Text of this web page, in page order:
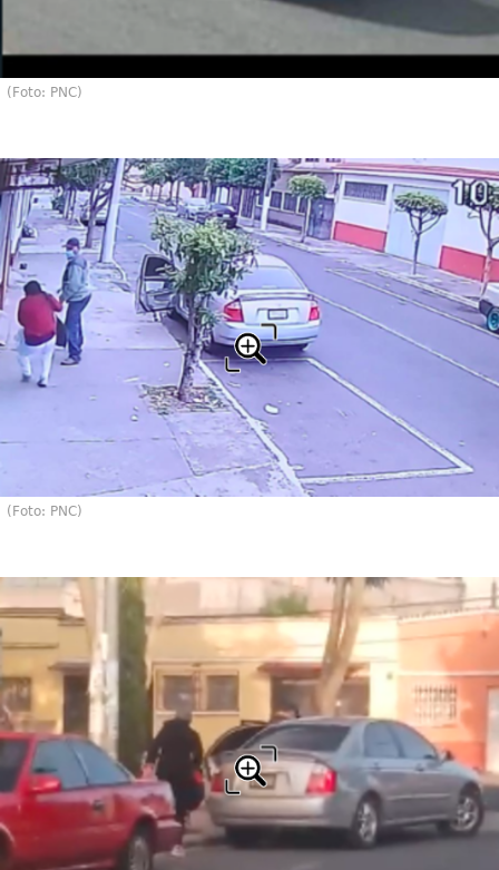
(Foto: PNC)
(Foto: PNC)